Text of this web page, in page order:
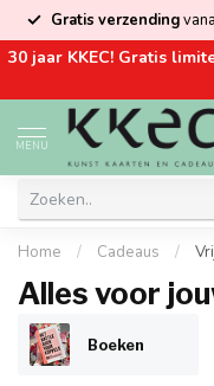
Gratis verzending
30 jaar KKEC! Gratis
MENU
Home / Cadeaus /
Alles voor
Boeken